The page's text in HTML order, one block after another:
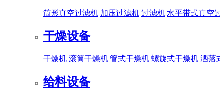
筒形真空过滤机 加压过滤机 过滤机 水平带式真空
干燥设备
干燥机 滚筒干燥机 管式干燥机 螺旋式干燥机 洒落
给料设备